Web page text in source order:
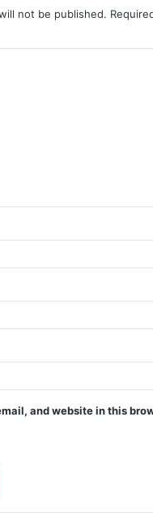
not be published.
and website in this